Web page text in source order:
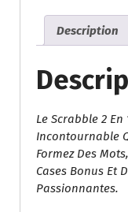
Éducatif
&
Scrabble
Description
Le Scrabble 2 En
Incontournable
Formez Des
Cases Bonus Et
Passionnantes.